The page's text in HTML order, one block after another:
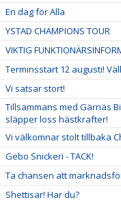
En dag för Alla
YSTAD CHAMPIONS TOUR
VIKTIG
Terminsstart 12 augusti!
Vi satsar stort!
Tillsammans med Gärnäs
släpper loss hästkrafter!
Vi välkomnar stolt tillbaka
Gebo Snickeri - TACK!
Ta chansen att
Shettisar! Har du?